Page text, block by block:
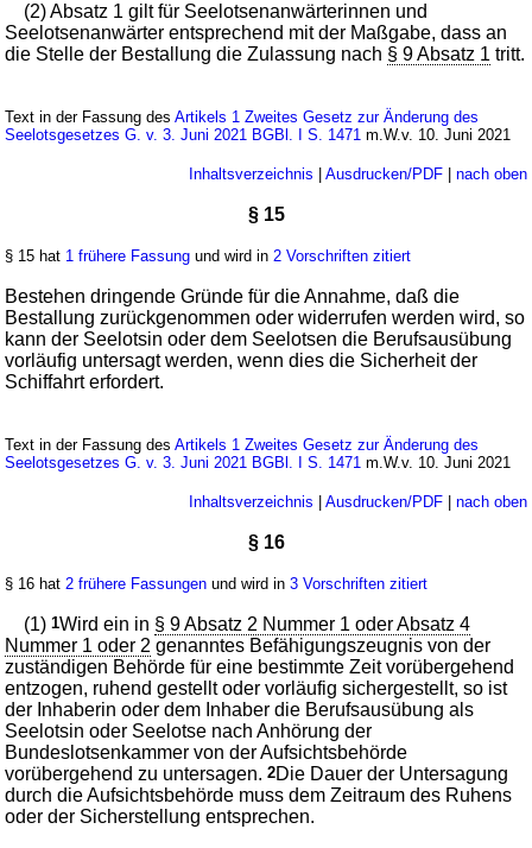
(2) Absatz 1 gilt für Seelotsenanwärterinnen und
Seelotsenanwärter entsprechend mit der Maßgabe, dass an
die Stelle der Bestallung die Zulassung nach § 9 Absatz 1 tritt.
Text in der Fassung desArtikels 1 Zweites Gesetz zur Änderung des
Seelotsgesetzes G. v. 3. Juni 2021 BGBl. I S. 1471 m.W.v. 10. Juni 2021
Inhaltsverzeichnis Ausdrucken/PDF| nach oben
§ 15
§ 15 hat 1 frühere Fassung und wird in2 Vorschriften zitiert
Bestehen dringende Gründe für die Annahme, daß die
Bestallung zurückgenommen oder widerrufen werden wird, so
kann der Seelotsin oder dem Seelotsen die Berufsausübung
vorläufig untersagt werden, wenn dies die Sicherheit der
Schiffahrt erfordert.
Text in der Fassung desArtikels 1 Zweites Gesetz zur Änderung des
Seelotsgesetzes G. v. 3. Juni 2021 BGBl. I S. 1471 m.W.v. 10. Juni 2021
Inhaltsverzeichnis Ausdrucken/PDF| nach oben
§ 16
§ 16 hat2 frühere Fassungen und wird in3 Vorschriften zitiert
(1)1Wird ein in § 9 Absatz 2 Nummer 1 oder Absatz 4
Nummer 1 oder 2 genanntes Befähigungszeugnis von der
zuständigen Behörde für eine bestimmte Zeit vorübergehend
entzogen, ruhend gestellt oder vorläufig sichergestellt, so ist
der Inhaberin oder dem Inhaber die Berufsausübung als
Seelotsin oder Seelotse nach Anhörung der
Bundeslotsenkammer von der Aufsichtsbehörde
vorübergehend zu untersagen.2Die Dauer der Untersagung
durch die Aufsichtsbehörde muss dem Zeitraum des Ruhens
oder der Sicherstellung entsprechen.